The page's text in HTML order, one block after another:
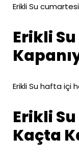
Erikli Su
Erikli
Erikli Su hafta içi
Erikli
Kaçta